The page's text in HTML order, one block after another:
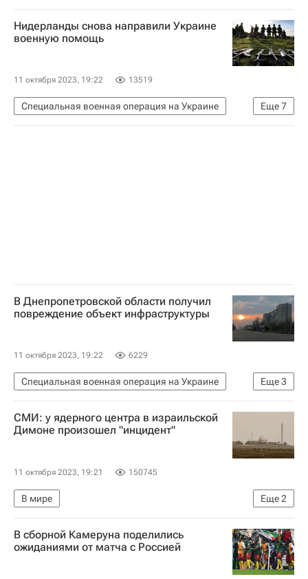
Исраэль Кац
Исмаил Хания
Биньямин Нетаньяху
ООН
ХАМАС
Обострение палестино-израильского конфликта в 2023 году
Нидерланды снова направили Украине
военную помощь
11 октября 2023, 19:22 13519
Еще7
Специальная военная операция на Украине
В мире
Украина
Нидерланды
В Днепропетровской области получил
повреждение объект инфраструктуры
11 октября 2023, 19:22 6229
Еще3
Специальная военная операция на Украине
Днепропетровская область
Украина
Вооруженные силы РФ
СМИ: у ядерного центра в израильской
Димоне произошел "инцидент"
11 октября 2023, 19:21 150745
Еще2
В мире
Обострение палестино-израильского конфликта в 2023 году
Израиль
В сборной Камеруна поделились
ожиданиями от матча с Россией